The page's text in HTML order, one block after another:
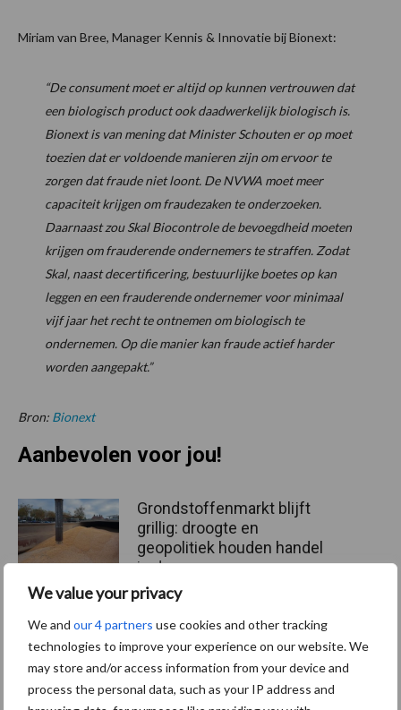
We value your privacy
We and our 4 partners use cookies and other tracking
technologies to improve your experience on our website. We
may store and/or access information from your device and
process the personal data, such as your IP address and
Miriam van Bree, Manager Kennis & Innovatie bij Bionext:
“De consument moet er altijd op kunnen vertrouwen dat
een biologisch product ook daadwerkelijk biologisch is.
Bionext is van mening dat Minister Schouten er op moet
toezien dat er voldoende manieren zijn om ervoor te
zorgen dat fraude niet loont. De NVWA moet meer
capaciteit krijgen om fraudezaken te onderzoeken.
Daarnaast zou Skal Biocontrole de bevoegdheid moeten
krijgen om frauderende ondernemers te straffen. Zodat
Skal, naast decertificering, bestuurlijke boetes op kan
leggen en een frauderende ondernemer voor minimaal
vijf jaar het recht te ontnemen om biologisch te
ondernemen. Op die manier kan fraude actief harder
worden aangepakt.”
Bron: Bionext
Aanbevolen voor jou!
Grondstoffenmarkt blijft
grillig: droogte en
geopolitiek houden handel
in de greep
De speenhuid: een vaak
onderschatte risicofactor
voor mastitis